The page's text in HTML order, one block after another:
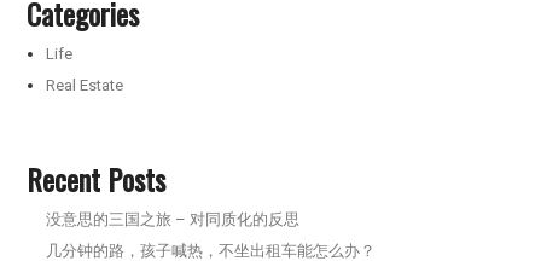
Categories
Life
Real Estate
Recent Posts
没意思的三国之旅 – 对同质化的反思
几分钟的路，孩子喊热，不坐出租车能怎么办？